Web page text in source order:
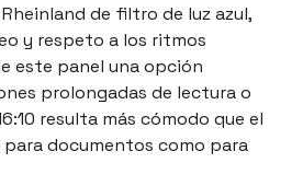
de filtro de luz azul,
y respeto a los ritmos
este panel una opción
prolongadas de lectura o
resulta más cómodo que el
documentos como para